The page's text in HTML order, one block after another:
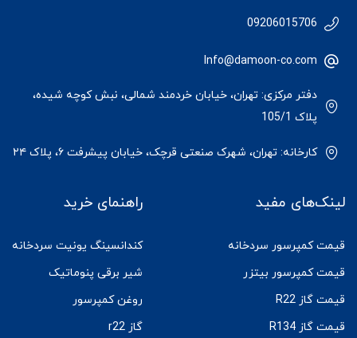
09206015706
Info@damoon-co.com
دفتر مرکزی: تهران، خیابان خردمند شمالی، نبش کوچه شیده،
پلاک 105/1
کارخانه: تهران، شهرک صنعتی قرچک، خیابان پیشرفت ۶، پلاک ۲۴
لینک‌های مفید
قیمت کمپرسور سردخانه
قیمت کمپرسور بیتزر
قیمت گاز R22
قیمت گاز R134
راهنمای خرید
کندانسینگ یونیت سردخانه
شیر برقی پنوماتیک
روغن کمپرسور
گاز r22